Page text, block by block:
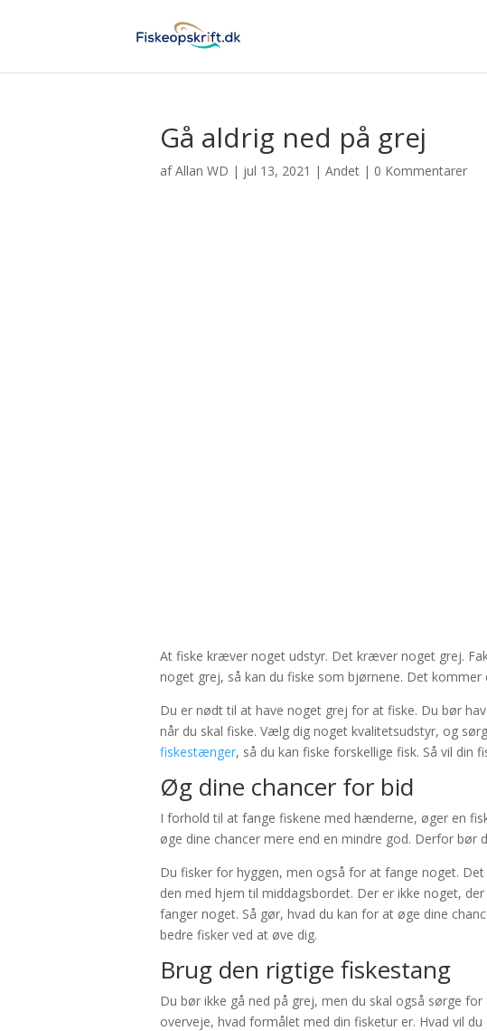
Gå aldrig ned på grej
afAllan WD | jul 13, 2021 | Andet | 0 Kommentarer
At fiske kræver noget udstyr. Det kræver noget grej.
noget grej, så kan du fiske som bjørnene. Det kommer
Du er nødt til at have noget grej for at fiske. Du bør
når du skal fiske. Vælg dig noget kvalitetsudstyr, og
fiskestænger, så du kan fiske forskellige fisk. Så vil din
Øg dine chancer for bid
I forhold til at fange fiskene med hænderne, øger en
øge dine chancer mere end en mindre god. Derfor bør
Du fisker for hyggen, men også for at fange noget.
den med hjem til middagsbordet. Der er ikke noget,
fanger noget. Så gør, hvad du kan for at øge dine
bedre fisker ved at øve dig.
Brug den rigtige fiskestang
Du bør ikke gå ned på grej, men du skal også sørge
overveje, hvad formålet med din fisketur er. Hvad vil